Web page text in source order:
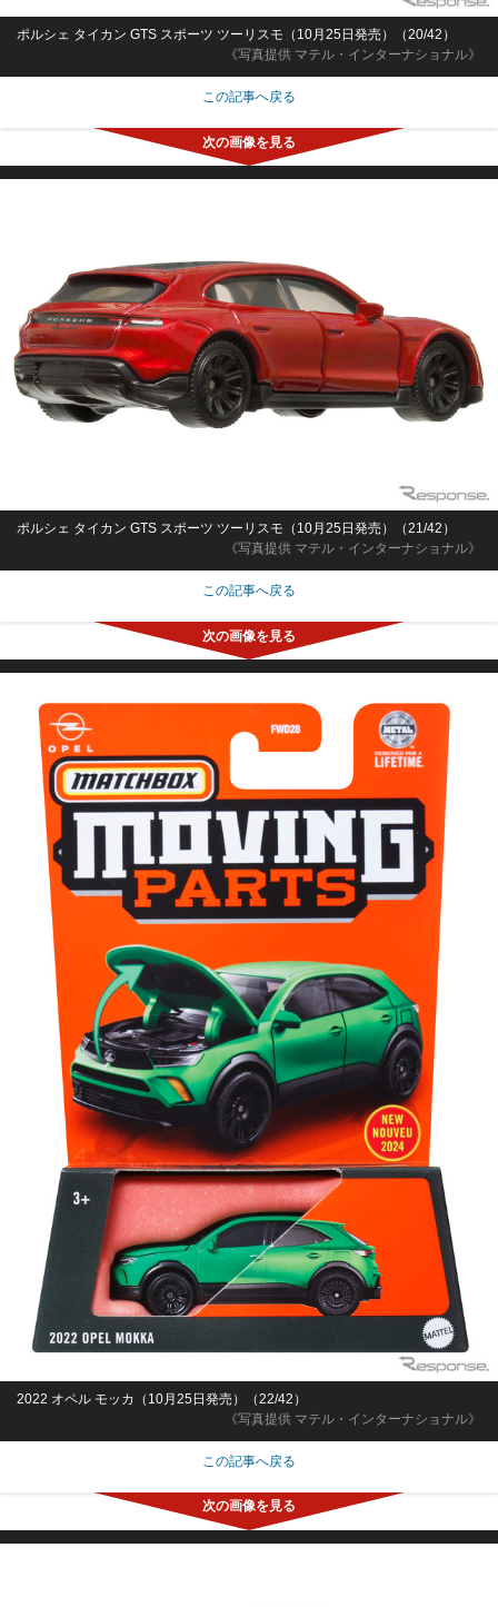
《写真提供 マテル・インターナショナル》
ポルシェ タイカン GTS スポーツ ツーリスモ（10月25日発売）（20/42）
この記事へ戻る
《写真提供 マテル・インターナショナル》
ポルシェ タイカン GTS スポーツ ツーリスモ（10月25日発売）（21/42）
この記事へ戻る
《写真提供 マテル・インターナショナル》
2022 オペル モッカ（10月25日発売）（22/42）
この記事へ戻る